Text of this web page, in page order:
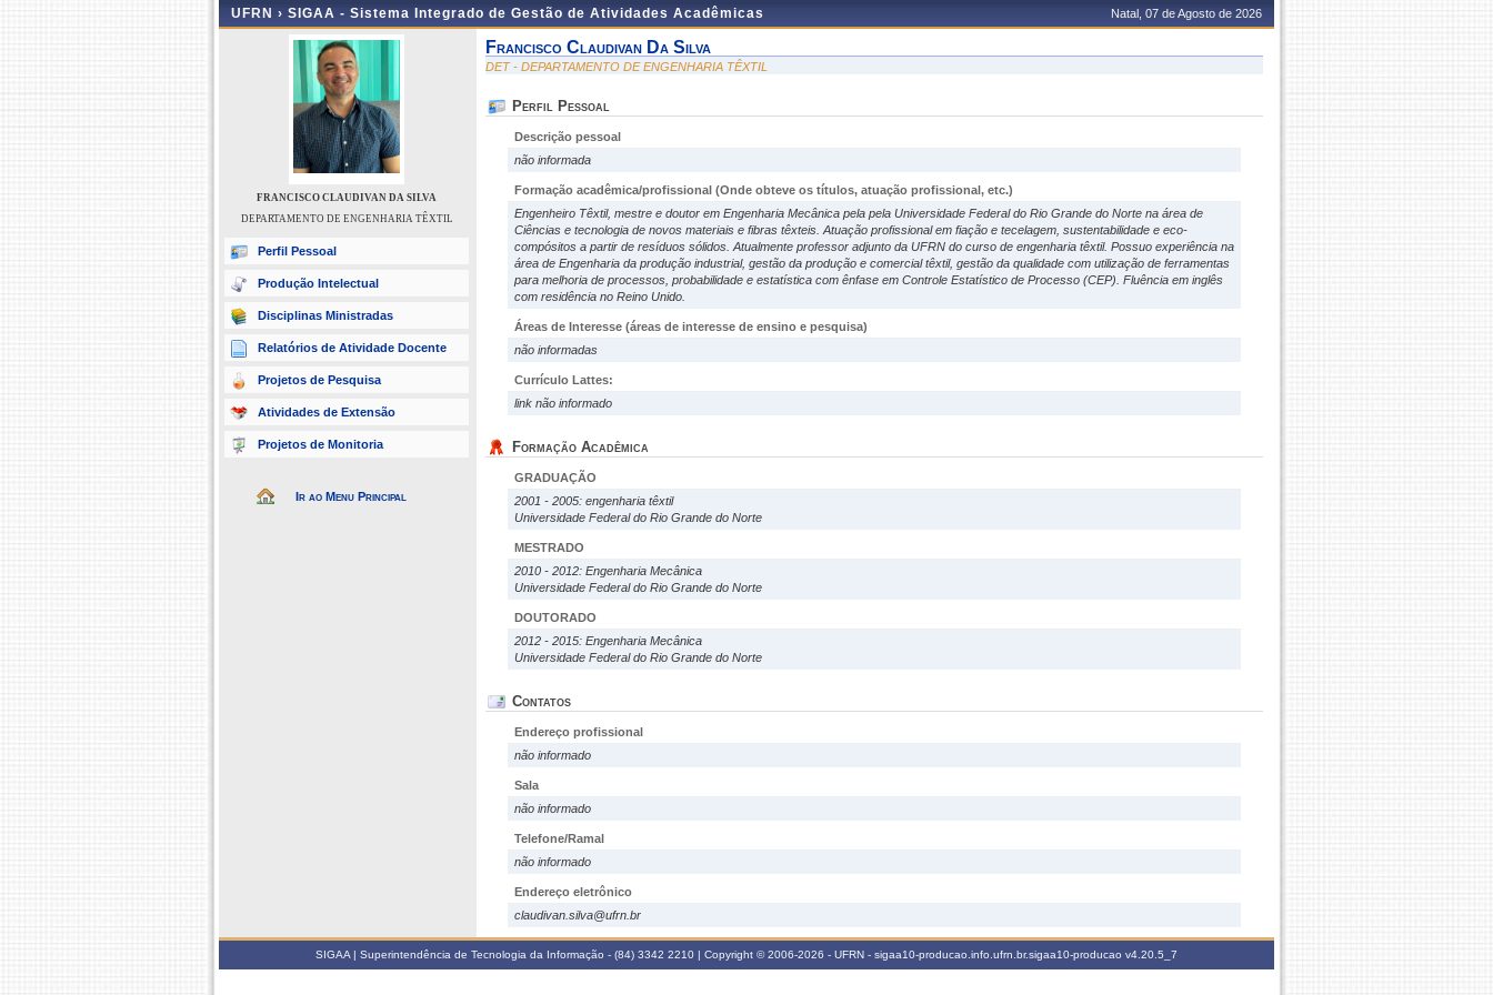
UFRN › SIGAA - Sistema Integrado de Gestão de Atividades Acadêmicas Natal, 07 de Agosto de 2026
FRANCISCO CLAUDIVAN DA SILVA
DEPARTAMENTO DE ENGENHARIA TÊXTIL
Perfil Pessoal
Produção Intelectual
Disciplinas Ministradas
Relatórios de Atividade Docente
Projetos de Pesquisa
Atividades de Extensão
Projetos de Monitoria
Ir ao Menu Principal
Francisco Claudivan Da Silva
DET - DEPARTAMENTO DE ENGENHARIA TÊXTIL
Perfil Pessoal
Descrição pessoal
não informada
Formação acadêmica/profissional (Onde obteve os títulos, atuação profissional, etc.)
Engenheiro Têxtil, mestre e doutor em Engenharia Mecânica pela pela Universidade Federal do Rio Grande do Norte na área de
Ciências e tecnologia de novos materiais e fibras têxteis. Atuação profissional em fiação e tecelagem, sustentabilidade e eco-
compósitos a partir de resíduos sólidos. Atualmente professor adjunto da UFRN do curso de engenharia têxtil. Possuo experiência na
área de Engenharia da produção industrial, gestão da produção e comercial têxtil, gestão da qualidade com utilização de ferramentas
para melhoria de processos, probabilidade e estatística com ênfase em Controle Estatístico de Processo (CEP). Fluência em inglês
com residência no Reino Unido.
Áreas de Interesse (áreas de interesse de ensino e pesquisa)
não informadas
Currículo Lattes:
link não informado
Formação Acadêmica
GRADUAÇÃO
2001 - 2005: engenharia têxtil
Universidade Federal do Rio Grande do Norte
MESTRADO
2010 - 2012: Engenharia Mecânica
Universidade Federal do Rio Grande do Norte
DOUTORADO
2012 - 2015: Engenharia Mecânica
Universidade Federal do Rio Grande do Norte
Contatos
Endereço profissional
não informado
Sala
não informado
Telefone/Ramal
não informado
Endereço eletrônico
claudivan.silva@ufrn.br
SIGAA | Superintendência de Tecnologia da Informação - (84) 3342 2210 | Copyright © 2006-2026 - UFRN - sigaa10-producao.info.ufrn.br.sigaa10-producao v4.20.5_7